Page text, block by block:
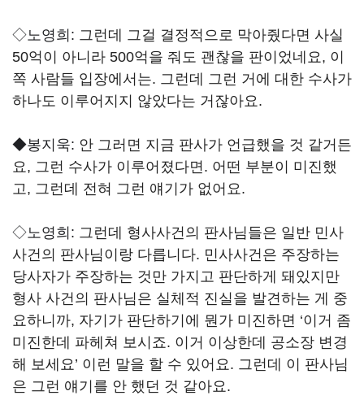
◇노영희: 그런데 그걸 결정적으로 막아줬다면 사실
50억이 아니라 500억을 줘도 괜찮을 판이었네요, 이
쪽 사람들 입장에서는. 그런데 그런 거에 대한 수사가
하나도 이루어지지 않았다는 거잖아요.
◆봉지욱: 안 그러면 지금 판사가 언급했을 것 같거든
요, 그런 수사가 이루어졌다면. 어떤 부분이 미진했
고, 그런데 전혀 그런 얘기가 없어요.
◇노영희: 그런데 형사사건의 판사님들은 일반 민사
사건의 판사님이랑 다릅니다. 민사사건은 주장하는
당사자가 주장하는 것만 가지고 판단하게 돼있지만
형사 사건의 판사님은 실체적 진실을 발견하는 게 중
요하니까, 자기가 판단하기에 뭔가 미진하면 ‘이거 좀
미진한데 파헤쳐 보시죠. 이거 이상한데 공소장 변경
해 보세요’ 이런 말을 할 수 있어요. 그런데 이 판사님
은 그런 얘기를 안 했던 것 같아요.